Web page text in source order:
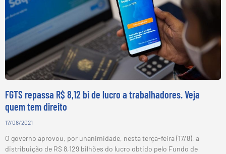
FGTS repassa R$ 8,12 bi de lucro a trabalhadores. Veja
quem tem direito
17/08/2021
O governo aprovou, por unanimidade, nesta terça-feira (17/8), a
distribuição de R$ 8,129 bilhões do lucro obtido pelo Fundo de